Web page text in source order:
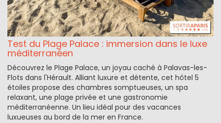
Test du Plage Palace : immersion dans le luxe
méditerranéen
Découvrez le Plage Palace, un joyau caché à Palavas-les-
Flots dans l'Hérault. Alliant luxure et détente, cet hôtel 5
étoiles propose des chambres somptueuses, un spa
relaxant, une plage privée et une gastronomie
méditerranéenne. Un lieu idéal pour des vacances
luxueuses au bord de la mer en France.